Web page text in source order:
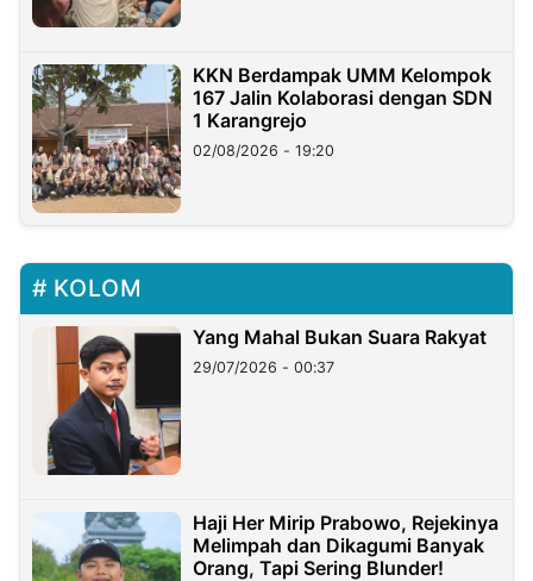
KKN Berdampak UMM Kelompok
167 Jalin Kolaborasi dengan SDN
1 Karangrejo
02/08/2026 - 19:20
KOLOM
Yang Mahal Bukan Suara Rakyat
29/07/2026 - 00:37
Haji Her Mirip Prabowo, Rejekinya
Melimpah dan Dikagumi Banyak
Orang, Tapi Sering Blunder!